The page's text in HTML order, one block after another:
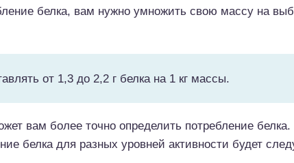
белка, вам нужно умножить свою массу на
от 1,3 до 2,2 г белка на 1 кг массы.
вам более точно определить потребление
белка для разных уровней активности будет